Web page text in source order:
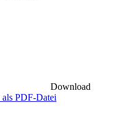
Download
als PDF-Datei